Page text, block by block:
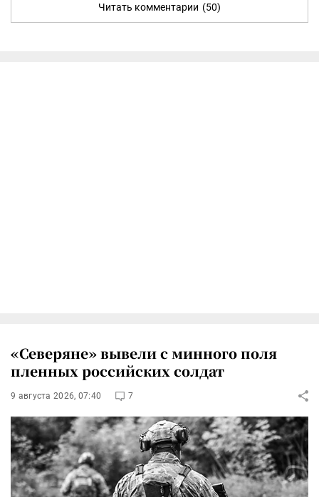
Читать комментарии (50)
«Северяне» вывели с минного поля
пленных российских солдат
9 августа 2026, 07:40 7